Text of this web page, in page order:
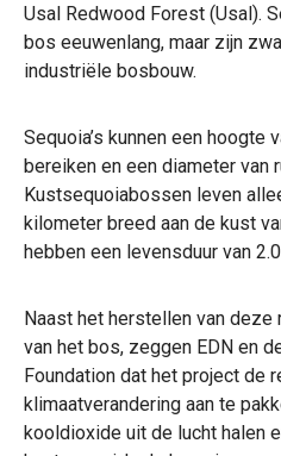
Usal Redwood Forest (Usal).
bos eeuwenlang, maar zijn
industriële bosbouw.
Sequoia’s kunnen een hoogte
bereiken en een diameter van
Kustsequoiabossen leven
kilometer breed aan de kust
hebben een levensduur van
Naast het herstellen van
van het bos, zeggen EDN en
Foundation dat het project de
klimaatverandering aan te
kooldioxide uit de lucht halen